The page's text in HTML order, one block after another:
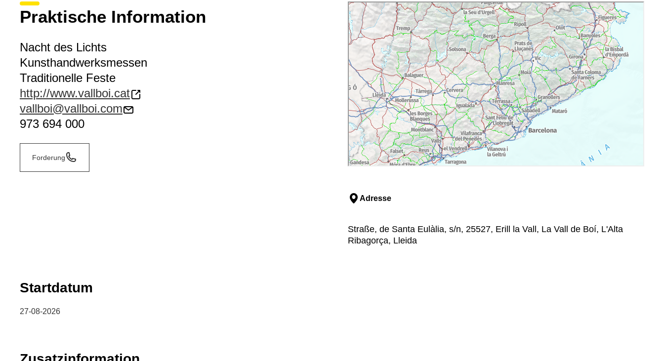
Praktische Information
Nacht des Lichts
Kunsthandwerksmessen
Traditionelle Feste
http://www.vallboi.cat
vallboi@vallboi.com
973 694 000
Forderung
Adresse
Straße, de Santa Eulàlia, s/n, 25527, Erill la Vall, La Vall de Boí, L'Alta
Ribagorça, Lleida
Startdatum
27-08-2026